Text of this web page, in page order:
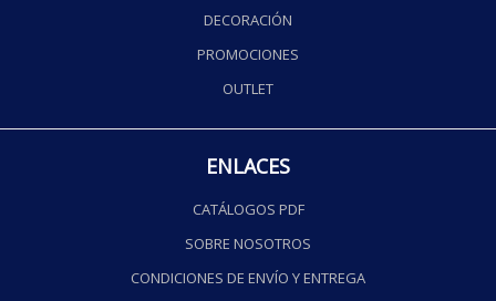
DECORACIÓN
PROMOCIONES
OUTLET
ENLACES
CATÁLOGOS PDF
SOBRE NOSOTROS
CONDICIONES DE ENVÍO Y ENTREGA